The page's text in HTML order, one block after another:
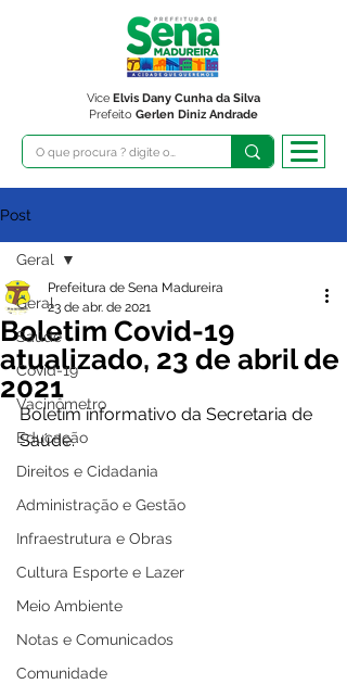
Prefeito Gerlen Diniz Andrade
Vice Elvis Dany Cunha da Silva
Post
Geral
Saúde
Covid-19
Vacinômetro
Educação
Direitos e Cidadania
Administração e Gestão
Infraestrutura e Obras
Cultura Esporte e Lazer
Meio Ambiente
Notas e Comunicados
Comunidade
Geral
Boletim Covid-19
atualizado, 23 de abril de
2021
Prefeitura de Sena Madureira
23 de abr. de 2021
Boletim informativo da Secretaria de
Saúde.